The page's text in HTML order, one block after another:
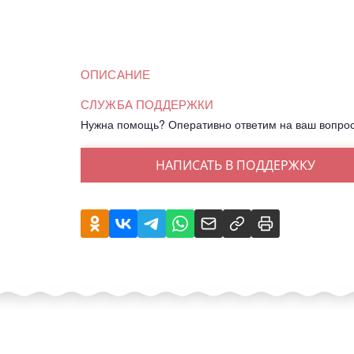
ОПИСАНИЕ
СЛУЖБА ПОДДЕРЖКИ
Нужна помощь? Оперативно ответим на ваш
НАПИСАТЬ В ПОДДЕРЖКУ